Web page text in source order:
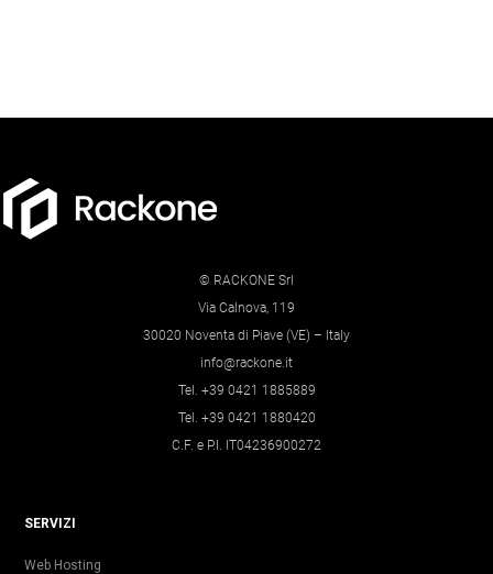
© RACKONE Srl
Via Calnova, 119
30020 Noventa di Piave (VE) – Italy
info@rackone.it
Tel. +39 0421 1885889
Tel. +39 0421 1880420
C.F. e P.I. IT04236900272
SERVIZI
Web Hosting